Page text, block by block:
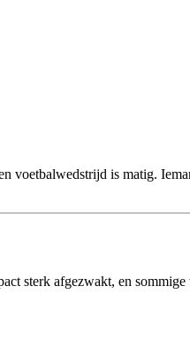
voetbalwedstrijd is matig.
sterk afgezwakt, en